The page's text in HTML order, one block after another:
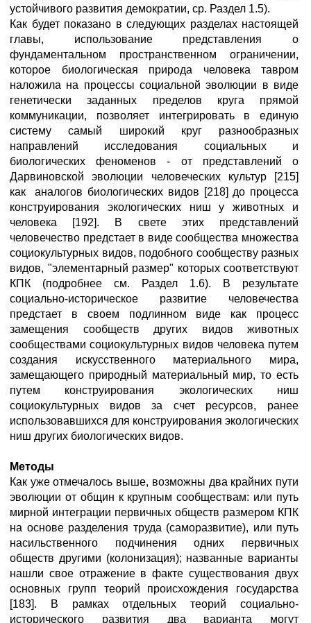
устойчивого развития демократии, ср. Раздел 1.5).
Как будет показано в следующих разделах настоящей
главы, использование представления о
фундаментальном пространственном ограничении,
которое биологическая природа человека тавром
наложила на процессы социальной эволюции в виде
генетически заданных пределов круга прямой
коммуникации, позволяет интегрировать в единую
систему самый широкий круг разнообразных
направлений исследования социальных и
биологических феноменов - от представлений о
Дарвиновской эволюции человеческих культур [215]
как аналогов биологических видов [218] до процесса
конструирования экологических ниш у животных и
человека [192]. В свете этих представлений
человечество предстает в виде сообщества множества
социокультурных видов, подобного сообществу разных
видов, "элементарный размер" которых соответствуют
КПК (подробнее см. Раздел 1.6). В результате
социально-историческое развитие человечества
предстает в своем подлинном виде как процесс
замещения сообществ других видов животных
сообществами социокультурных видов человека путем
создания искусственного материального мира,
замещающего природный материальный мир, то есть
путем конструирования экологических ниш
социокультурных видов за счет ресурсов, ранее
использовавшихся для конструирования экологических
ниш других биологических видов.
Методы
Как уже отмечалось выше, возможны два крайних пути
эволюции от общин к крупным сообществам: или путь
мирной интеграции первичных обществ размером КПК
на основе разделения труда (саморазвитие), или путь
насильственного подчинения одних первичных
обществ другими (колонизация); названные варианты
нашли свое отражение в факте существования двух
основных групп теорий происхождения государства
[183]. В рамках отдельных теорий социально-
исторического развития два варианта могут